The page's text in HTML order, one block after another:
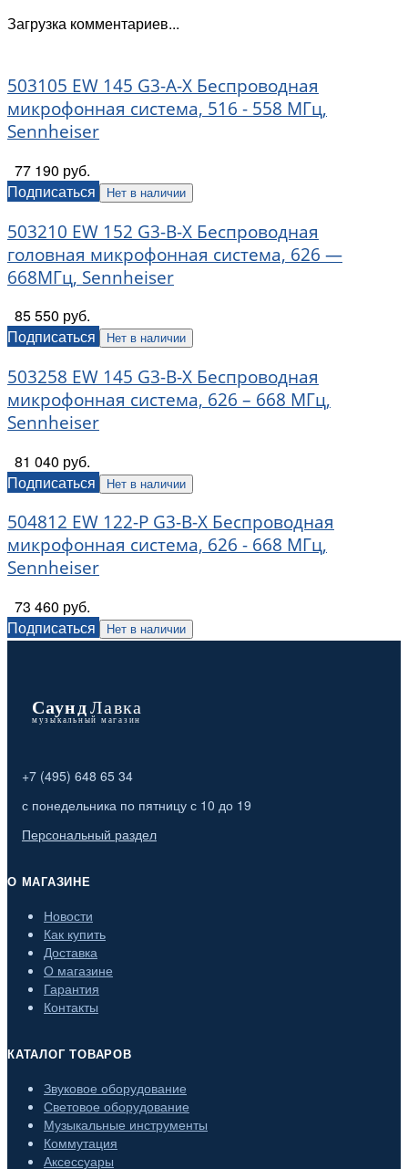
Загрузка комментариев...
503105 EW 145 G3-A-X Беспроводная
микрофонная система, 516 - 558 МГц,
Sennheiser
77 190 руб.
Подписаться
Нет в наличии
503210 EW 152 G3-B-X Беспроводная
головная микрофонная система, 626 —
668МГц, Sennheiser
85 550 руб.
Подписаться
Нет в наличии
503258 EW 145 G3-B-X Беспроводная
микрофонная система, 626 – 668 МГц,
Sennheiser
81 040 руб.
Подписаться
Нет в наличии
504812 EW 122-P G3-B-X Беспроводная
микрофонная система, 626 - 668 МГц,
Sennheiser
73 460 руб.
Подписаться
Нет в наличии
+7 (495) 648 65 34
с понедельника по пятницу с 10 до 19
Персональный раздел
О МАГАЗИНЕ
Новости
Как купить
Доставка
О магазине
Гарантия
Контакты
КАТАЛОГ ТОВАРОВ
Звуковое оборудование
Световое оборудование
Музыкальные инструменты
Коммутация
Аксессуары